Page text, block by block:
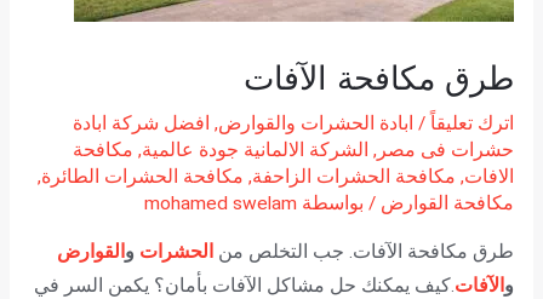
طرق مكافحة الآفات
اترك تعليقاً / ابادة الحشرات والقوارض, افضل شركة ابادة
حشرات فى مصر , الشركة الالمانية جودة عالمية, مكافحة
الافات, مكافحة الحشرات الزاحفة, مكافحة الحشرات الطائرة,
مكافحة القوارض / بواسطة mohamed swelam
طرق مكافحة الآفات. جب التخلص من الحشرات و القوارض
و الآفات.كيف يمكنك حل مشاكل الآفات بأمان؟ يكمن السر في